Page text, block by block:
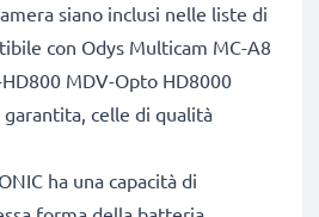
siano inclusi nelle liste di
con Odys Multicam MC-A8
MDV-Opto HD8000
celle di qualità
ha una capacità di